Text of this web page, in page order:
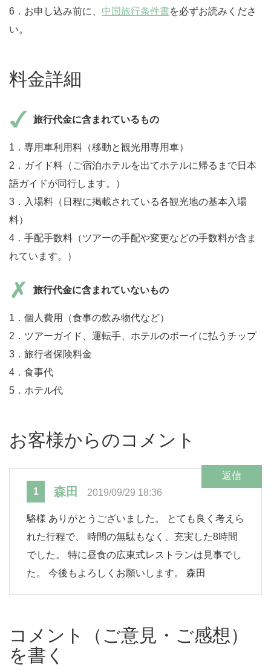
6．お申し込み前に、 中国旅行条件書を必ずお読みくださ
い。
料金詳細
旅行代金に含まれているもの
1．専用車利用料（移動と観光用専用車）
2．ガイド料（ご宿泊ホテルを出てホテルに帰るまで日本
語ガイドが同行します。）
3．入場料（日程に掲載されている各観光地の基本入場
料）
4．手配手数料（ツアーの手配や変更などの手数料が含ま
れています。）
旅行代金に含まれていないもの
1．個人費用（食事の飲み物代など）
2．ツアーガイド、運転手、ホテルのボーイに払うチップ
3．旅行者保険料金
4．食事代
5．ホテル代
お客様からのコメント
1 森田 2019/09/29 18:36
返信
駱様 ありがとうございました。 とても良く考えら
れた行程で、 時間の無駄もなく、充実した8時間
でした。 特に昼食の広東式レストランは見事でし
た。 今後もよろしくお願いします。 森田
コメント（ご意見・ご感想）
を書く